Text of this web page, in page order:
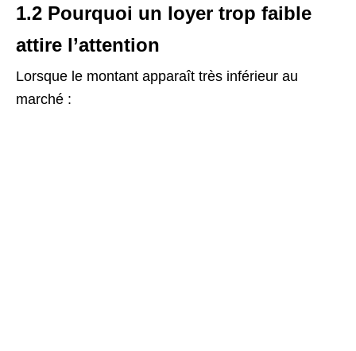
1.2 Pourquoi un loyer trop faible
attire l’attention
Lorsque le montant apparaît très inférieur au
marché :